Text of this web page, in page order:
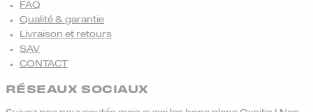
FAQ
Qualité & garantie
Livraison et retours
SAV
CONTACT
RÉSEAUX SOCIAUX